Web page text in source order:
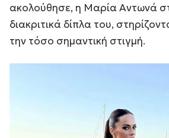
ακολούθησε, η Μαρία Αντωνά
διακριτικά δίπλα του,
την τόσο σημαντική στιγμή.